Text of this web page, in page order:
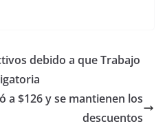
debido a que Trabajo
a $126 y se mantienen los
descuentos